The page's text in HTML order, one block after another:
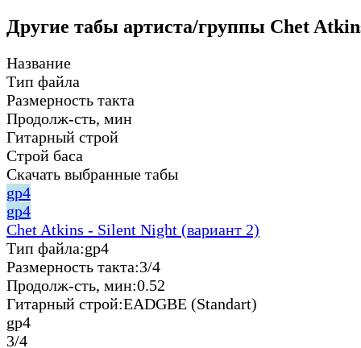
Другие табы артиста/группы Chet
Название
Тип файла
Размерность такта
Продолж-сть, мин
Гитарный строй
Строй баса
Скачать выбранные табы
gp4
gp4
Chet Atkins - Silent Night (вариант 2)
Тип файла:gp4
Размерность такта:3/4
Продолж-сть, мин:0.52
Гитарный строй:EADGBE (Standart)
gp4
3/4